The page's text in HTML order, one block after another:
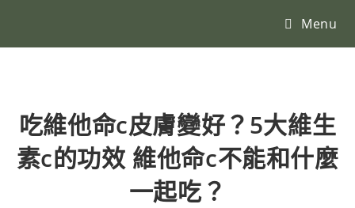
Menu
吃維他命c皮膚變好？5大維生
素c的功效 維他命c不能和什麼
一起吃？